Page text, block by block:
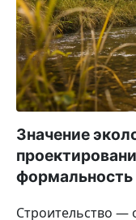
Значение
формальность
Строительство —